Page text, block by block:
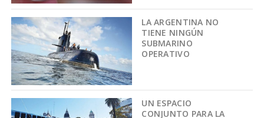
LA ARGENTINA NO
TIENE NINGÚN
SUBMARINO
OPERATIVO
UN ESPACIO
CONJUNTO PARA LA